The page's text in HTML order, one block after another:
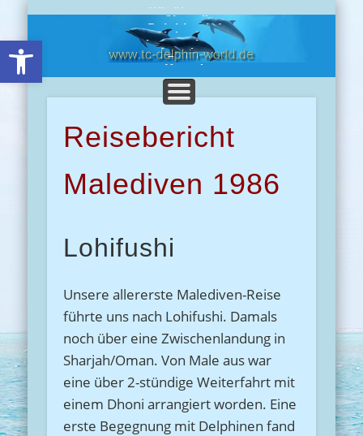
Open toolbar
Wir über uns
Chronik
Delphine-Info
Clubreisen
Impressionen
Angebote
Presse
Kontakt
Reisebericht
Malediven 1986
Lohifushi
Unsere allererste Malediven-Reise
führte uns nach Lohifushi. Damals
noch über eine Zwischenlandung in
Sharjah/Oman. Von Male aus war
eine über 2-stündige Weiterfahrt mit
einem Dhoni arrangiert worden. Eine
erste Begegnung mit Delphinen fand